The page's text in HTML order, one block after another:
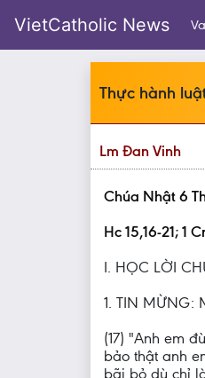
VietCatholic News
Thực hành
Lm Đan Vinh
Chúa Nhật 6
Hc 15,16-21; 1
I. HỌC LỜI
1. TIN MỪNG:
(17) "Anh em
bảo thật anh
bãi bỏ dù chỉ